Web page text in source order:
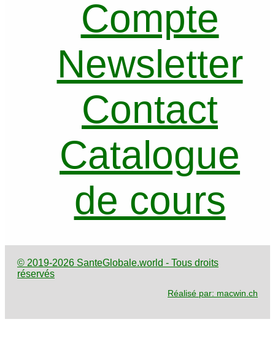
Compte
Newsletter
Contact
Catalogue
de cours
© 2019-2026 SanteGlobale.world - Tous droits
réservés
Réalisé par: macwin.ch